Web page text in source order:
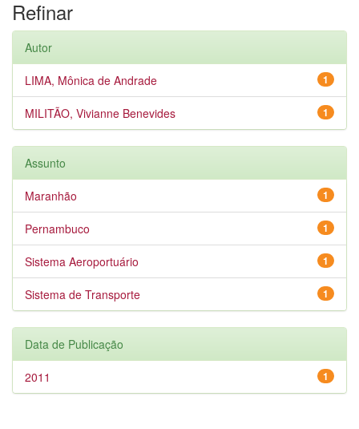
Refinar
Autor
1
LIMA, Mônica de Andrade
1
MILITÃO, Vivianne Benevides
Assunto
1
Maranhão
1
Pernambuco
1
Sistema Aeroportuário
1
Sistema de Transporte
Data de Publicação
1
2011